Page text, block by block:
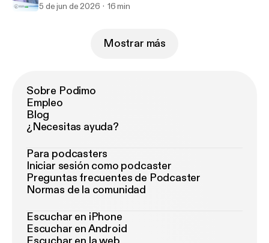
5 de jun de 2026 16 min
Mostrar más
Sobre Podimo
Empleo
Blog
¿Necesitas ayuda?
Para podcasters
Iniciar sesión como podcaster
Preguntas frecuentes de Podcaster
Normas de la comunidad
Escuchar en iPhone
Escuchar en Android